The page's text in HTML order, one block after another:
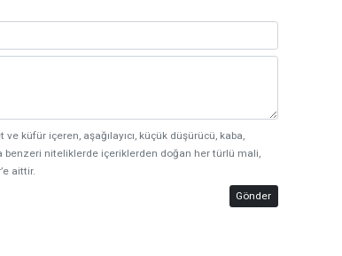
küfür içeren, aşağılayıcı, küçük düşürücü, kaba,
benzeri niteliklerde içeriklerden doğan her türlü mali,
aittir.
Gönder